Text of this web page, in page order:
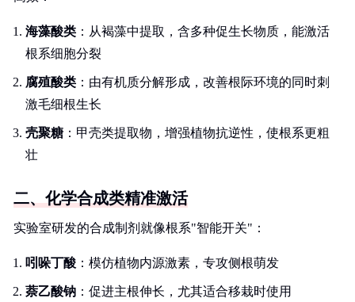
海藻酸类 ：从褐藻中提取，含多种促生长物质，能激活
根系细胞分裂
腐殖酸类 ：由有机质分解形成，改善根际环境的同时刺
激毛细根生长
壳聚糖 ：甲壳类提取物，增强植物抗逆性，使根系更粗
壮
二、化学合成类精准激活
实验室研发的合成制剂就像根系"智能开关"：
吲哚丁酸 ：模仿植物内源激素，专攻侧根萌发
萘乙酸钠 ：促进主根伸长，尤其适合移栽时使用